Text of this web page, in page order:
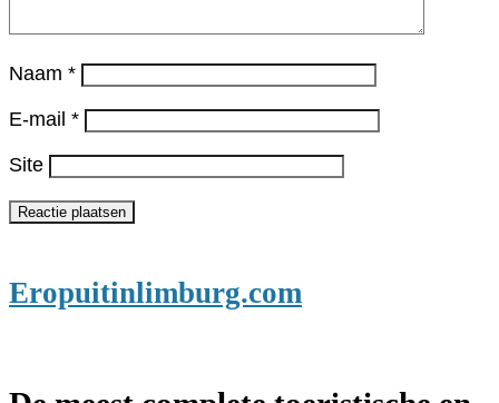
Naam *
E-mail *
Site
Eropuitinlimburg.com